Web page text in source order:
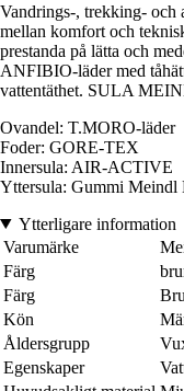
Vandrings-, trekking- och
mellan komfort och
prestanda på lätta och
ANFIBIO-läder med
vattentäthet. SULA
Ovandel: T.MORO-läder
Foder: GORE-TEX
Innersula: AIR-ACTIVE
Yttersula: Gummi
Ytterligare information
Varumärke
Färg
Färg
Kön
Åldersgrupp
Egenskaper